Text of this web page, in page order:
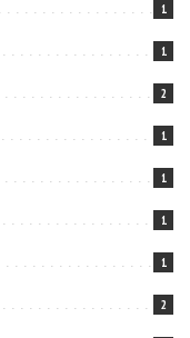
1
1
2
1
1
1
1
2